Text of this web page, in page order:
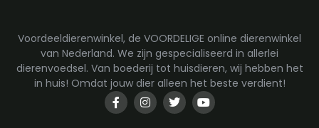
Voordeeldierenwinkel, de VOORDELIGE online dierenwinkel
van Nederland. We zijn gespecialiseerd in allerlei
dierenvoedsel. Van boederij tot huisdieren, wij hebben het
in huis! Omdat jouw dier alleen het beste verdient!
F
a
c
I
n
s
T
w
i
Y
o
u